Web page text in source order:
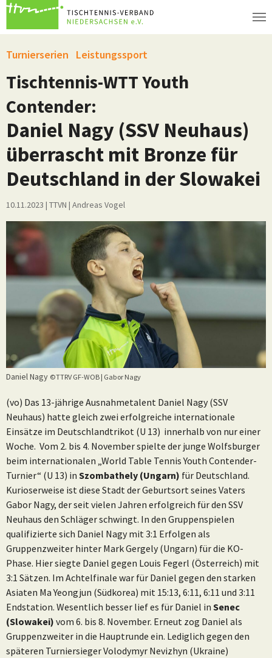
Zum Hauptinhalt springen
Turnierserien Leistungssport
Tischtennis-WTT Youth
Contender:
Daniel Nagy (SSV Neuhaus)
überrascht mit Bronze für
Deutschland in der Slowakei
10.11.2023 | TTVN | Andreas Vogel
Daniel Nagy ©TTRV GF-WOB | Gabor Nagy
(vo) Das 13-jährige Ausnahmetalent Daniel Nagy (SSV
Neuhaus) hatte gleich zwei erfolgreiche internationale
Einsätze im Deutschlandtrikot (U 13) innerhalb von nur einer
Woche. Vom 2. bis 4. November spielte der junge Wolfsburger
beim internationalen „World Table Tennis Youth Contender-
Turnier“ (U 13) in Szombathely (Ungarn) für Deutschland.
Kurioserweise ist diese Stadt der Geburtsort seines Vaters
Gabor Nagy, der seit vielen Jahren erfolgreich für den SSV
Neuhaus den Schläger schwingt. In den Gruppenspielen
qualifizierte sich Daniel Nagy mit 3:1 Erfolgen als
Gruppenzweiter hinter Mark Gergely (Ungarn) für die KO-
Phase. Hier siegte Daniel gegen Louis Fegerl (Österreich) mit
3:1 Sätzen. Im Achtelfinale war für Daniel gegen den starken
Asiaten Ma Yeongjun (Südkorea) mit 15:13, 6:11, 6:11 und 3:11
Endstation. Wesentlich besser lief es für Daniel in Senec
(Slowakei) vom 6. bis 8. November. Erneut zog Daniel als
Gruppenzweiter in die Hauptrunde ein. Lediglich gegen den
späteren Turniersieger Volodymyr Nevizhyn (Ukraine)